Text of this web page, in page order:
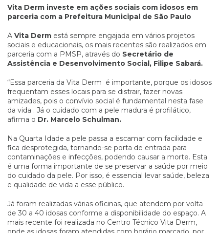
Vita Derm investe em ações sociais com idosos em
parceria com a Prefeitura Municipal de São Paulo
A Vita Derm está sempre engajada em vários projetos
sociais e educacionais, os mais recentes são realizados em
parceria com a PMSP, através do Secretário de
Assistência e Desenvolvimento Social, Filipe Sabará.
“Essa parceria da Vita Derm é importante, porque os idosos
frequentam esses locais para se distrair, fazer novas
amizades, pois o convívio social é fundamental nesta fase
da vida . Já o cuidado com a pele madura é profilático,
afirma o Dr. Marcelo Schulman.
Na Quarta Idade a pele passa a escamar com facilidade e
fica desprotegida, tornando-se porta de entrada para
contaminações e infecções, podendo causar a morte. Esta
é uma forma importante de se preservar a saúde por meio
do cuidado da pele. Por isso, é essencial levar saúde, beleza
e qualidade de vida a esse público.
Já foram realizadas várias oficinas, que atendem por volta
de 30 a 40 idosas conforme a disponibilidade do espaço. A
mais recente foi realizada no Centro Técnico Vita Derm,